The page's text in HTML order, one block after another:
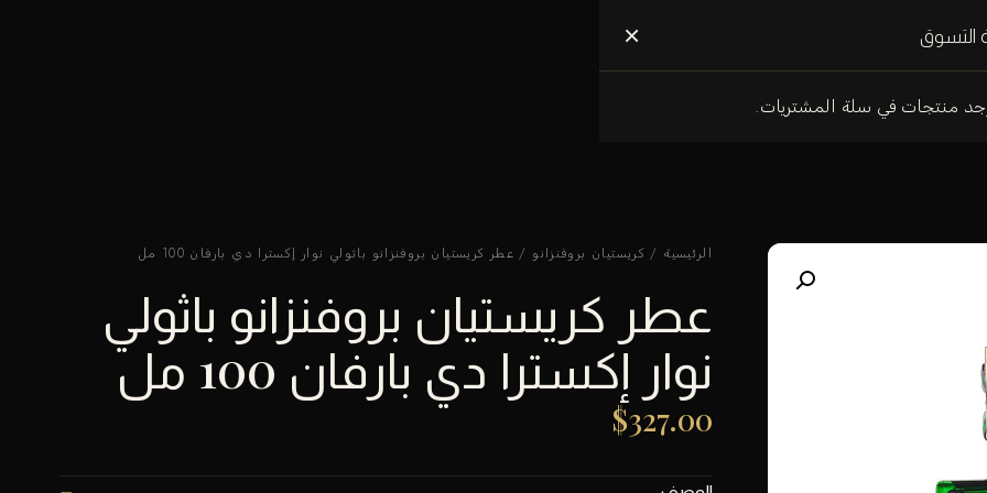
التسوق ×
منتجات في سلة المشتريات.
الرئيسية / كريستيان بروفنزانو / عطر كريستيان بروفنزانو باثولي نوار إكسترا دي بارفان 100 مل
عطر كريستيان بروفنزانو باثولي
نوار إكسترا دي بارفان 100 مل
$327.00